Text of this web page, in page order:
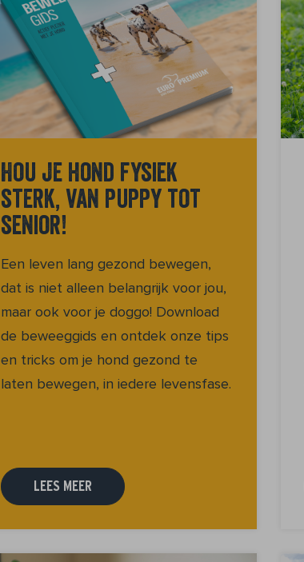
Hou je hond fysiek
sterk, van puppy tot
senior!
Een leven lang gezond bewegen,
dat is niet alleen belangrijk voor jou,
maar ook voor je doggo! Download
de beweeggids en ontdek onze tips
en tricks om je hond gezond te
laten bewegen, in iedere levensfase.
LEES MEER